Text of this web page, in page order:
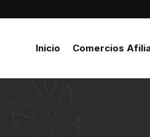
Inicio Comercios